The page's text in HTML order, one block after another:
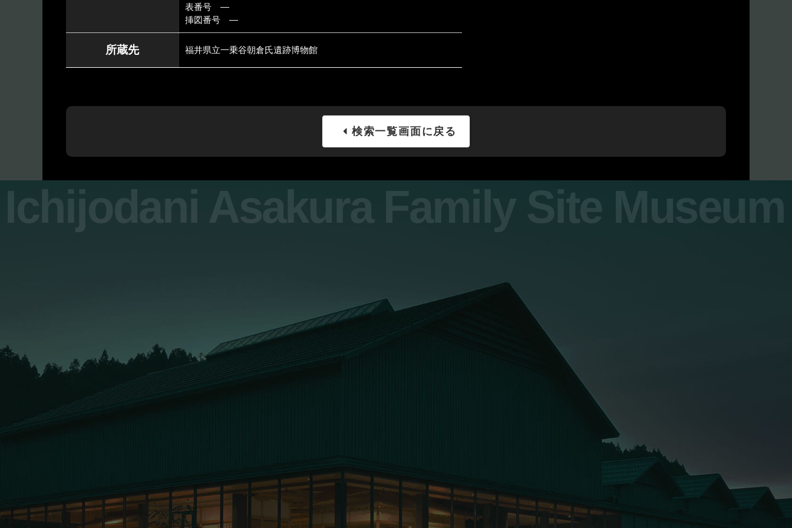
表番号 ―
挿図番号 ―
所蔵先 福井県立一乗谷朝倉氏遺跡博物館
検索一覧画面に戻る
Ichijodani Asakura Family Site Museum